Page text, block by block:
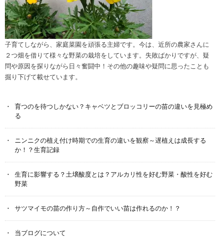
子育てしながら、家庭菜園を頑張る主婦です。今は、近所の農家さんに
２つ畑を借りて様々な野菜の栽培をしています。失敗ばかりですが、疑
問や原因を探りながら日々奮闘中！その他の趣味や疑問に思ったことも
掘り下げて載せています。
育つのを待つしかない？キャベツとブロッコリーの苗の違いを見極め
る
ニンニクの植え付け時期での生育の違いを観察～遅植えは成長する
か！？生育記録
生育に影響する？土壌酸度とは？アルカリ性を好む野菜・酸性を好む
野菜
サツマイモの苗の作り方～自作でいい苗は作れるのか！？
当ブログについて